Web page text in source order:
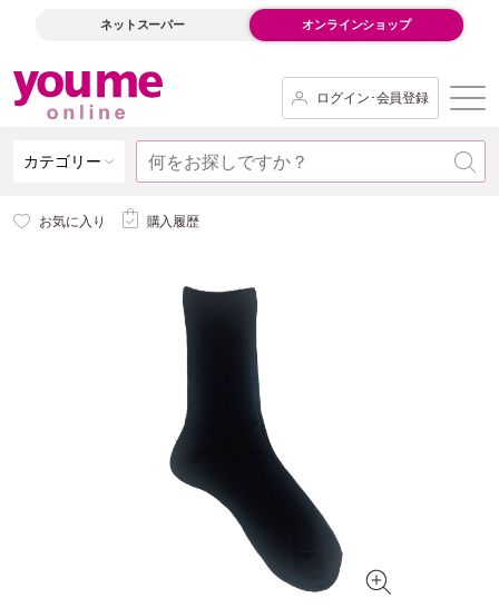
ネットスーパー オンラインショップ
ログイン･会員登録
カテゴリー
お気に入り 購入履歴